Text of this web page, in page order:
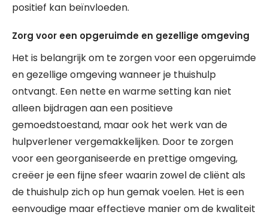
positief kan beïnvloeden.
Zorg voor een opgeruimde en gezellige omgeving
Het is belangrijk om te zorgen voor een opgeruimde
en gezellige omgeving wanneer je thuishulp
ontvangt. Een nette en warme setting kan niet
alleen bijdragen aan een positieve
gemoedstoestand, maar ook het werk van de
hulpverlener vergemakkelijken. Door te zorgen
voor een georganiseerde en prettige omgeving,
creëer je een fijne sfeer waarin zowel de cliënt als
de thuishulp zich op hun gemak voelen. Het is een
eenvoudige maar effectieve manier om de kwaliteit